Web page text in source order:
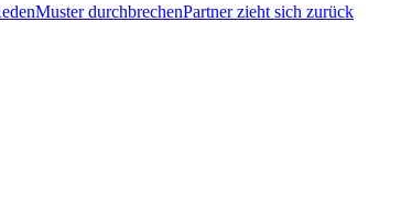
Muster durchbrechenPartner zieht sich zurück